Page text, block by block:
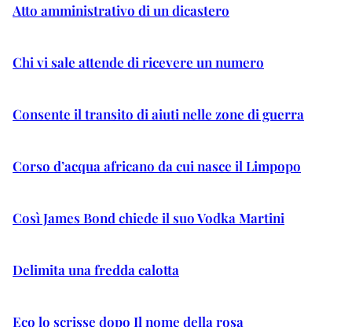
Atto amministrativo di un dicastero
Chi vi sale attende di ricevere un numero
Consente il transito di aiuti nelle zone di guerra
Corso d’acqua africano da cui nasce il Limpopo
Così James Bond chiede il suo Vodka Martini
Delimita una fredda calotta
Eco lo scrisse dopo Il nome della rosa